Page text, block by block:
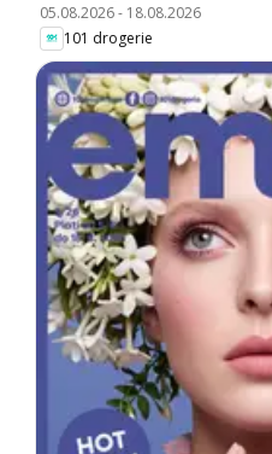
05.08.2026- 18.08.2026
101 drogerie